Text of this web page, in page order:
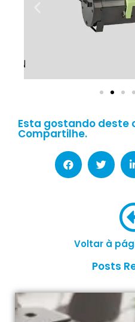
Esta gostando deste
Compartilhe.
Voltar à
Posts